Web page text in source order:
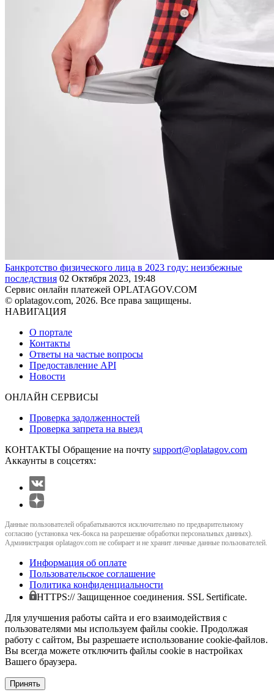
Банкротство физического лица в 2023 году: неизбежные
последствия 02 Октября 2023, 19:48
Сервис онлайн платежей OPLATAGOV.COM
© oplatagov.com, 2026. Все права защищены.
НАВИГАЦИЯ
О портале
Контакты
Ответы на частые вопросы
Предоставление API
Новости
ОНЛАЙН СЕРВИСЫ
Проверка задолженностей
Проверка запрета на выезд
КОНТАКТЫ Обращение на почту support@oplatagov.com
Аккаунты в соцсетях:
Данные пользователей обрабатываются исключительно по предварительному
согласию (установка чек-бокса на разрешение обработки персональных данных).
Администрация oplatagov.com не собирает и не хранит личные данные пользователей.
Информация об оплате
Пользовательское соглашение
Политика конфиденциальности
HTTPS:// Защищенное соединения. SSL Sertificate.
Для улучшения работы сайта и его взаимодействия с
пользователями мы используем файлы cookie. Продолжая
работу с сайтом, Вы разрешаете использование cookie-файлов.
Вы всегда можете отключить файлы cookie в настройках
Вашего браузера.
Принять